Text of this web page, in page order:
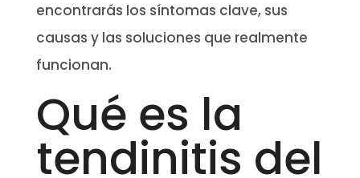
encontrarás los síntomas clave, sus
causas y las soluciones que realmente
funcionan.
Qué es la
tendinitis del